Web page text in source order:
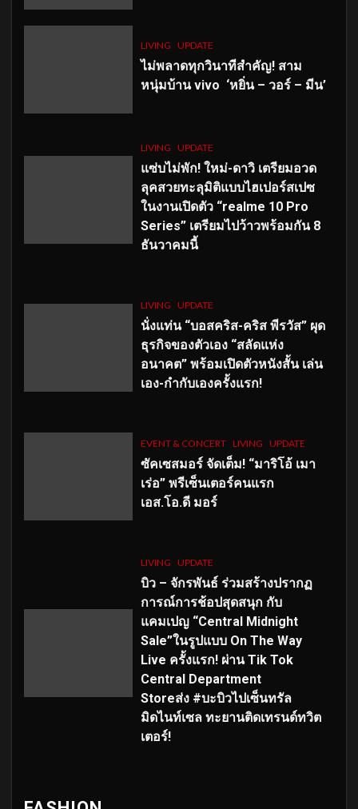
LIVING UPDATE
ไม่พลาดทุกวินาทีสำคัญ! สาม
หนุ่มบ้าน vivo ‘หยิ่น – วอร์ – มีน’
LIVING UPDATE
แซ่บไม่พัก! ใหม่-ดาวิ เตรียมอวด
ลุคสวยทะลุมิติแบบไฮเปอร์สเปซ
ในงานเปิดตัว “realme 10 Pro
Series” เตรียมไปว้าวพร้อมกัน 8
ธันวาคมนี้
LIVING UPDATE
นั่งแท่น “บอสคริส-คริส พีรวัส” ผุด
ธุรกิจของตัวเอง “สลัดแห่ง
อนาคต” พร้อมเปิดตัวหนังสั้น เล่น
เอง-กำกับเองครั้งแรก!
EVENT & CONCERT LIVING UPDATE
ซัคเซสมอร์ จัดเต็ม! “มาริโอ้ เมา
เร่อ” พรีเซ็นเตอร์คนแรก
เอส.โอ.ดี มอร์
LIVING UPDATE
บิว – จักรพันธ์ ร่วมสร้างปรากฏ
การณ์การช้อปสุดสนุก กับ
แคมเปญ “Central Midnight
Sale”ในรูปแบบ On The Way
Live ครั้งแรก! ผ่าน Tik Tok
Central Department
Storeส่ง #บะบิวไปเซ็นทรัล
มิดไนท์เซล ทะยานติดเทรนด์ทวิต
เตอร์!